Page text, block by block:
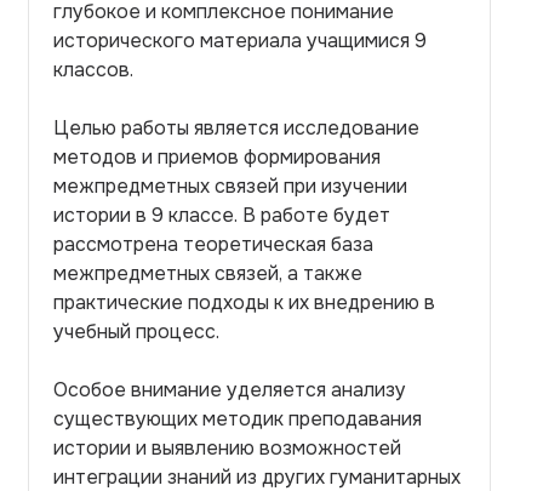
глубокое и комплексное понимание
исторического материала учащимися 9
классов.
Целью работы является исследование
методов и приемов формирования
межпредметных связей при изучении
истории в 9 классе. В работе будет
рассмотрена теоретическая база
межпредметных связей, а также
практические подходы к их внедрению в
учебный процесс.
Особое внимание уделяется анализу
существующих методик преподавания
истории и выявлению возможностей
интеграции знаний из других гуманитарных